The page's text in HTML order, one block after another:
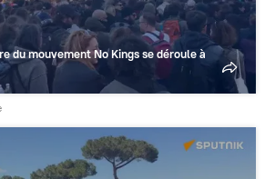
du mouvement No Kings se déroule à